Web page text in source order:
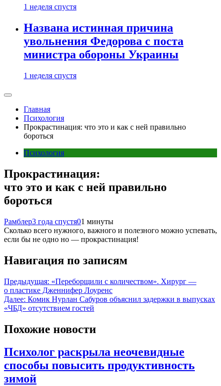
1 неделя спустя
Названа истинная причина
увольнения Федорова с поста
министра обороны Украины
1 неделя спустя
Главная
Психология
Прокрастинация: что это и как с ней правильно
бороться
Психология
Прокрастинация:
что это и как с ней правильно
бороться
Рамблер3 года спустя01 минуты
Сколько всего нужного, важного и полезного можно успевать,
если бы не одно но — прокрастинация!
Навигация по записям
Предыдущая: «Переборщили с количеством». Хирург —
о пластике Дженнифер Лоуренс
Далее: Комик Нурлан Сабуров объяснил задержки в выпусках
«ЧБД» отсутствием гостей
Похожие новости
Психолог раскрыла неочевидные
способы повысить продуктивность
зимой